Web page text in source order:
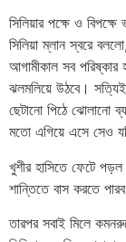
সিলিয়ার পক্ষে ও
সিলিয়া ম্লান স্বরে
আগামীকাল সব পরিষ্কার
ঝলমলিয়ে উঠবে।
ছেটানো পিঠে ঝোলানো
মতো এগিয়ে এসে সেও
খুশীর হাসিতে ফেটে
শান্তিতে বাস করতে
তারপর সবাই মিলে